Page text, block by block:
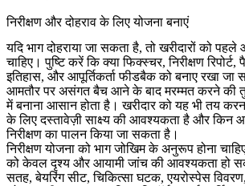
निरीक्षण और दोहराव के लिए योजना बनाएं
यदि भाग दोहराया जा सकता है, तो खरीदारों को
चाहिए। पुष्टि करें कि क्या फिक्स्चर, निरीक्षण
इतिहास, और आपूर्तिकर्ता फीडबैक को बनाए रखा जा
आमतौर पर असंगत बैच आने के बाद मरम्मत करने की
में बनाना आसान होता है। खरीदार को यह भी तय
के लिए दस्तावेज़ी साक्ष्य की आवश्यकता है और किन
निरीक्षण का पालन किया जा सकता है।
निरीक्षण योजना को भाग जोखिम के अनुरूप होना
को केवल दृश्य और आयामी जांच की आवश्यकता हो
सतह, बेयरिंग सीट, चिकित्सा घटक, एयरोस्पेस विवरण,